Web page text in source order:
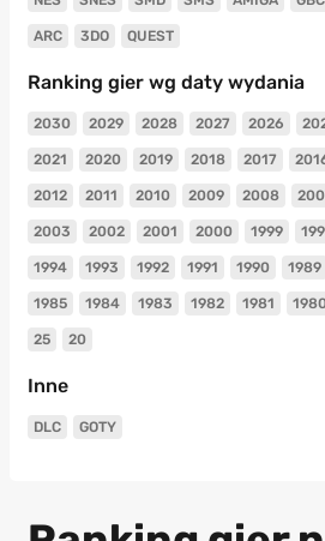
ARC 3DO QUEST
Ranking gier wg daty wydania
2030 2029 2028 2027 2026
2021 2020 2019 2018 2017
2012 2011 2010 2009 2008
2003 2002 2001 2000 1999
1994 1993 1992 1991 1990 1989
1985 1984 1983 1982 1981
25 20
Inne
DLC GOTY